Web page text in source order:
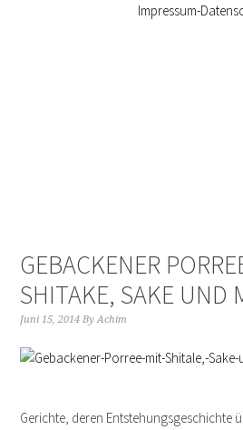
Impressum-
GEBACKENER
SHITAKE, SAKE UND
Juni 15, 2014 ByAchim
Gerichte, deren Entstehungsgeschichte